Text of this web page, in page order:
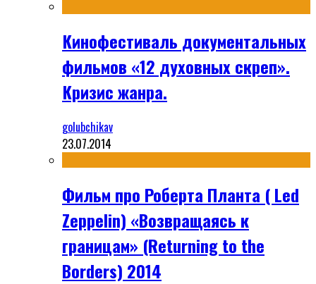
Кинофестиваль документальных
фильмов «12 духовных скреп».
Кризис жанра.
golubchikav
23.07.2014
Фильм про Роберта Планта ( Led
Zeppelin) «Возвращаясь к
границам» (Returning to the
Borders) 2014